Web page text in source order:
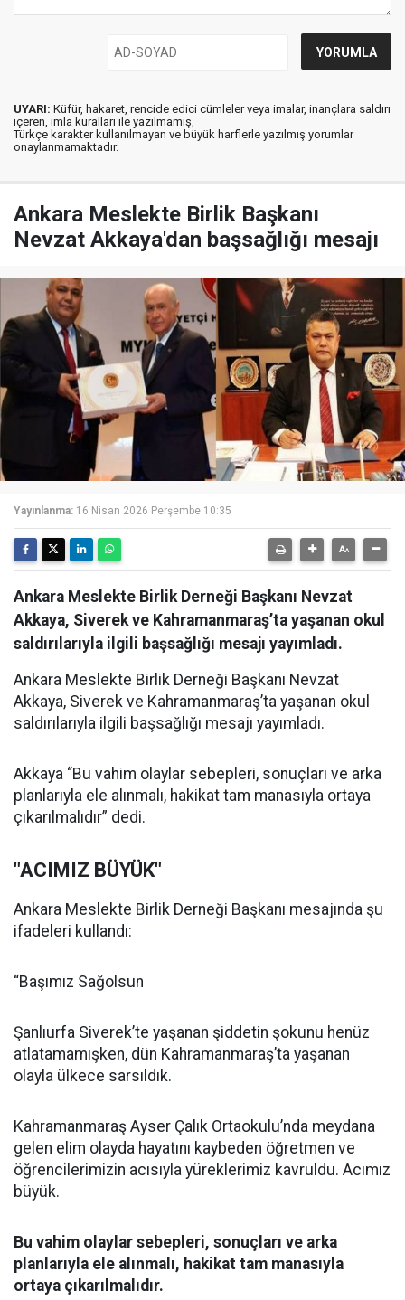
UYARI: Küfür, hakaret, rencide edici cümleler veya imalar, inançlara saldırı
içeren, imla kuralları ile yazılmamış,
Türkçe karakter kullanılmayan ve büyük harflerle yazılmış yorumlar
onaylanmamaktadır.
Ankara Meslekte Birlik Başkanı
Nevzat Akkaya'dan başsağlığı mesajı
Yayınlanma: 16 Nisan 2026 Perşembe 10:35
Ankara Meslekte Birlik Derneği Başkanı Nevzat
Akkaya, Siverek ve Kahramanmaraş’ta yaşanan okul
saldırılarıyla ilgili başsağlığı mesajı yayımladı.
Ankara Meslekte Birlik Derneği Başkanı Nevzat
Akkaya, Siverek ve Kahramanmaraş’ta yaşanan okul
saldırılarıyla ilgili başsağlığı mesajı yayımladı.
Akkaya “Bu vahim olaylar sebepleri, sonuçları ve arka
planlarıyla ele alınmalı, hakikat tam manasıyla ortaya
çıkarılmalıdır” dedi.
"ACIMIZ BÜYÜK"
Ankara Meslekte Birlik Derneği Başkanı mesajında şu
ifadeleri kullandı:
“Başımız Sağolsun
Şanlıurfa Siverek’te yaşanan şiddetin şokunu henüz
atlatamamışken, dün Kahramanmaraş’ta yaşanan
olayla ülkece sarsıldık.
Kahramanmaraş Ayser Çalık Ortaokulu’nda meydana
gelen elim olayda hayatını kaybeden öğretmen ve
öğrencilerimizin acısıyla yüreklerimiz kavruldu. Acımız
büyük.
Bu vahim olaylar sebepleri, sonuçları ve arka
planlarıyla ele alınmalı, hakikat tam manasıyla
ortaya çıkarılmalıdır.